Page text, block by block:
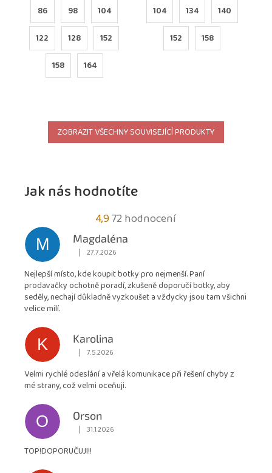
86 98 104
122 128 152
158 164
104 134 140
152 158
ZOBRAZIT VŠECHNY SOUVISEJÍCÍ PRODUKTY
Jak nás hodnotíte
4,9Průměrné
hodnocení
obchodu
4,9
z
72 hodnocení
M
Magdaléna
Hodnocení obchodu je 5 z 5 hvězdiček.
| 27.7.2026
Nejlepší místo, kde koupit botky pro nejmenší. Paní
prodavačky ochotně poradí, zkušeně doporučí botky, aby
seděly, nechají důkladně vyzkoušet a vždycky jsou tam všichni
velice milí.
K
Karolina
Hodnocení obchodu je 5 z 5 hvězdiček.
| 7.5.2026
Velmi rychlé odeslání a vřelá komunikace při řešení chyby z
mé strany, což velmi oceňuji.
O
Orson
Hodnocení obchodu je 5 z 5 hvězdiček.
| 31.1.2026
TOP!DOPORUČUJI!!